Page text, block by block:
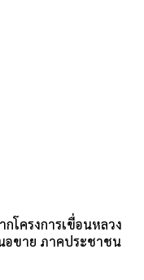
โครงการเขื่อนหลวง
อขาย ภาคประชาชน